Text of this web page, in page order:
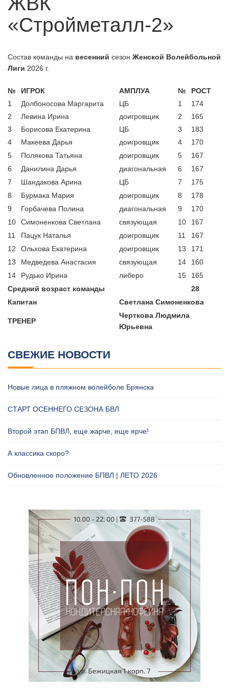
06.07.2026
06.07.2026
Обновленное положение БПВЛ |
мужчин?
Брянска
«Стройметалл-2»
Состав команды на весенний сезон Женской Волейбольной
Лиги 2026 г.
№ ИГРОК АМПЛУА №
РОСТ
1
Долбоносова Маргарита ЦБ 1
174
2
Левина Ирина доигровщик 2
165
3
Борисова Екатерина ЦБ 3
183
4
Макеева Дарья доигровщик 4
170
5
Полякова Татьяна доигровщик 5
167
6
Данилина Дарья диагональная 6
167
7
Шандакова Арина ЦБ 7
175
8
Бурмака Мария доигровщик 8
178
9
Горбачева Полина диагональная 9
170
10
Симоненкова Светлана связующая 10
167
11
Пацук Наталья доигровщик 11
167
12
Ольхова Екатерина доигровщик 13
171
13
Медведева Анастасия связующая 14
160
14
Рудько Ирина либеро 15
165
Средний возраст команды
28
Капитан
Светлана Симоненкова
ТРЕНЕР
Черткова Людмила
Юрьевна
СВЕЖИЕ НОВОСТИ
Новые лица в пляжном волейболе Брянска
СТАРТ ОСЕННЕГО СЕЗОНА БВЛ
Второй этап БПВЛ, еще жарче, еще ярче!
А классика скоро?
Обновленное положение БПВЛ | ЛЕТО 2026